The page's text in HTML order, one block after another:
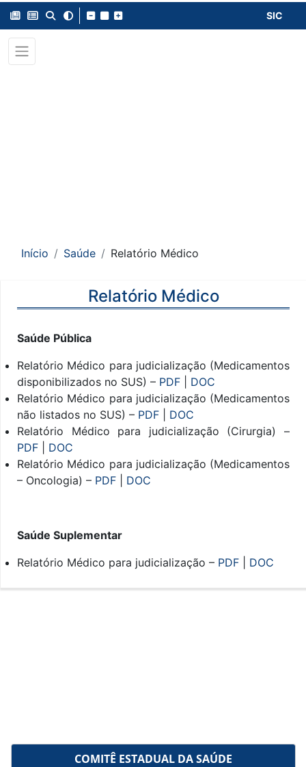
SIC
Início Saúde Relatório Médico
COMITÊ ESTADUAL DA SAÚDE
Relatório Médico
Saúde Pública
Relatório Médico para judicialização (Medicamentos
disponibilizados no SUS) – PDF| DOC
Relatório Médico para judicialização (Medicamentos
não listados no SUS) – PDF| DOC
Relatório Médico para judicialização (Cirurgia) –
PDF| DOC
Relatório Médico para judicialização (Medicamentos
– Oncologia) – PDF| DOC
Saúde Suplementar
Relatório Médico para judicialização – PDF| DOC